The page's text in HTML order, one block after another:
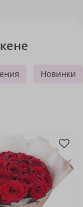
Новинки